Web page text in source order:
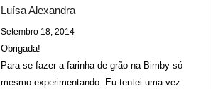
Luísa Alexandra
Setembro 18, 2014
Obrigada!
Para se fazer a farinha de grão na Bimby só
mesmo experimentando. Eu tentei uma vez